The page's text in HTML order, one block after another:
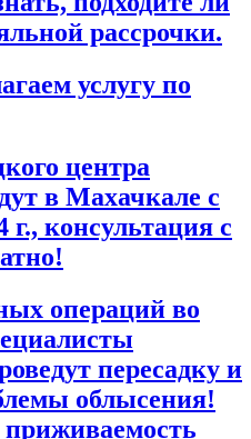
рассрочки.
услугу по
центра
в Махачкале с
г., консультация с
операций во
пересадку и
облысения!
приживаемость